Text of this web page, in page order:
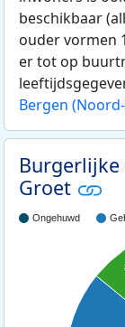
beschikbaar
ouder vormen
er tot op
Bergen
Groet
Ongehuwd